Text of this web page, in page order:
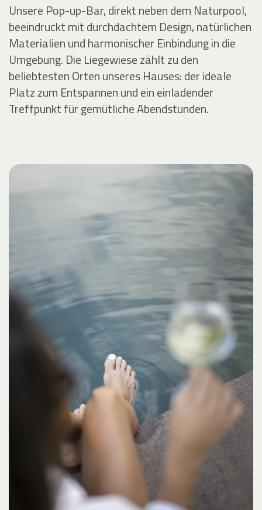
Unsere Pop-up-Bar, direkt neben dem Naturpool,
beeindruckt mit durchdachtem Design, natürlichen
Materialien und harmonischer Einbindung in die
Umgebung. Die Liegewiese zählt zu den
beliebtesten Orten unseres Hauses: der ideale
Platz zum Entspannen und ein einladender
Treffpunkt für gemütliche Abendstunden.